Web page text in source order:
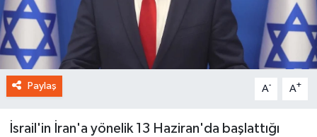
Paylaş A- A+
İsrail'in İran'a yönelik 13 Haziran'da başlattığı